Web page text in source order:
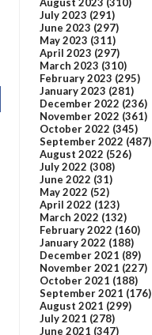
July 2023 (291)
June 2023 (297)
May 2023 (311)
April 2023 (297)
March 2023 (310)
February 2023 (295)
January 2023 (281)
December 2022 (236)
November 2022 (361)
October 2022 (345)
September 2022 (487)
August 2022 (526)
July 2022 (308)
June 2022 (31)
May 2022 (52)
April 2022 (123)
March 2022 (132)
February 2022 (160)
January 2022 (188)
December 2021 (89)
November 2021 (227)
October 2021 (188)
September 2021 (176)
August 2021 (299)
July 2021 (278)
June 2021 (347)